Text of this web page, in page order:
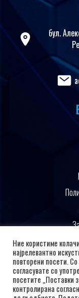
бул.
Ние користиме
најрелевантно
повторени посети.
согласувате со
посетите „Поставки
контролирана